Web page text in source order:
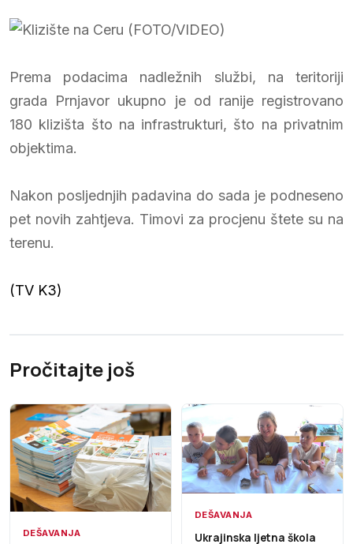
Prema podacima nadležnih službi, na teritoriji
grada Prnjavor ukupno je od ranije registrovano
180 klizišta što na infrastrukturi, što na privatnim
objektima.
Nakon posljednjih padavina do sada je podneseno
pet novih zahtjeva. Timovi za procjenu štete su na
terenu.
(TV K3)
Pročitajte još
DEŠAVANJA
DEŠAVANJA
Ukrajinska ljetna škola